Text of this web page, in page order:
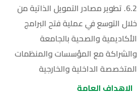
6.2. تطوير مصادر التمويل الذاتية من
خلال التوسع في عملية فتح البرامج
الأكاديمية والصحية بالجامعة
والشراكة مع المؤسسات والمنظمات
المتخصصة الداخلية والخارجية
الاهداف العامة